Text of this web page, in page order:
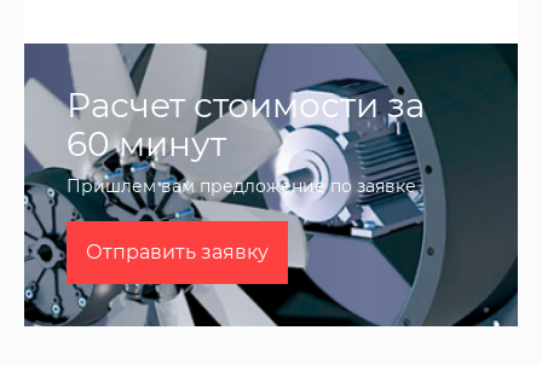
Расчет стоимости за
60 минут
Пришлем вам предложение по заявке
Отправить заявку